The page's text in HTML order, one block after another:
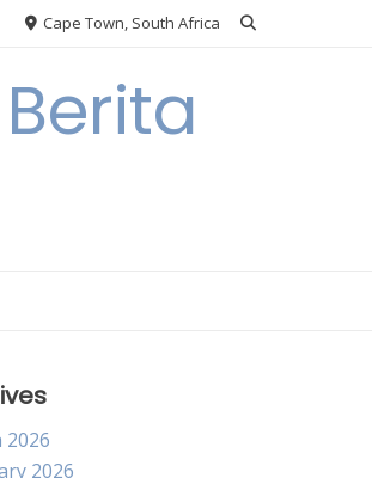
Cape Town, South Africa
2026
2026